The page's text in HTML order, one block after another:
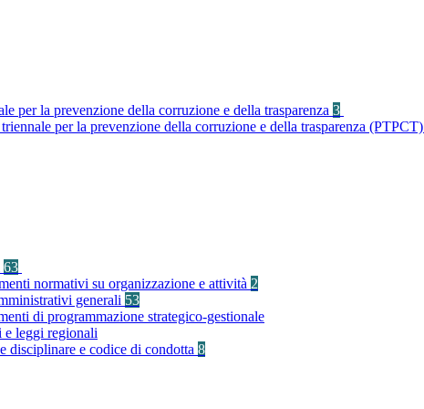
per la prevenzione della corruzione e della trasparenza 3
per la prevenzione della corruzione e della trasparenza (PTPCT)
63
normativi su organizzazione e attività 2
generali 53
di programmazione strategico-gestionale
e leggi regionali
disciplinare e codice di condotta 8